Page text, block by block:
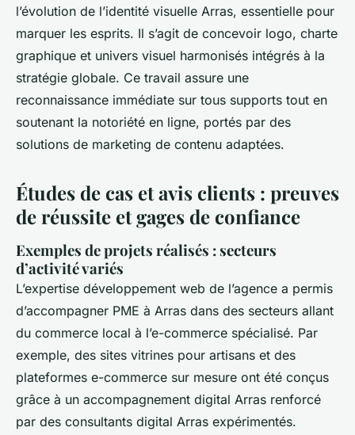
l’évolution de l’identité visuelle Arras, essentielle pour
marquer les esprits. Il s’agit de concevoir logo, charte
graphique et univers visuel harmonisés intégrés à la
stratégie globale. Ce travail assure une
reconnaissance immédiate sur tous supports tout en
soutenant la notoriété en ligne, portés par des
solutions de marketing de contenu adaptées.
Études de cas et avis clients : preuves
de réussite et gages de confiance
Exemples de projets réalisés : secteurs
d’activité variés
L’expertise développement web de l’agence a permis
d’accompagner PME à Arras dans des secteurs allant
du commerce local à l’e-commerce spécialisé. Par
exemple, des sites vitrines pour artisans et des
plateformes e-commerce sur mesure ont été conçus
grâce à un accompagnement digital Arras renforcé
par des consultants digital Arras expérimentés.